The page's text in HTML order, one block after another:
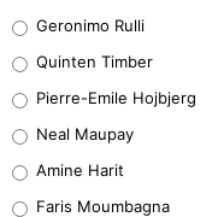
32%
5%
1%
Geronimo Rulli
Quinten Timber
Pierre-Emile Hojbjerg
Neal Maupay
Amine Harit
Faris Moumbagna